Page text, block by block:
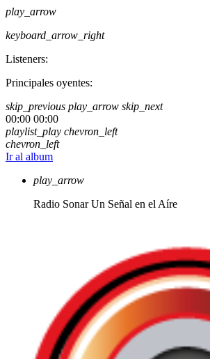
play_arrow
keyboard_arrow_right
Listeners:
Principales oyentes:
skip_previous play_arrow skip_next
00:00 00:00
playlist_play chevron_left
chevron_left
Ir al album
play_arrow
Radio Sonar Un Señal en el Aíre